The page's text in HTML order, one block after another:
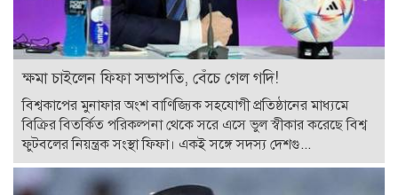
ক্ষমা চাইলেন ফিফা সভাপতি, বেঁচে গেল গদি!
বিশ্বকাপের মুনাফার অংশ বাণিজ্যিক সহযোগী প্রতিষ্ঠানের মাধ্যমে
বিক্রির বিতর্কিত পরিকল্পনা থেকে সরে এসে ভুল স্বীকার করেছে বিশ্ব
ফুটবলের নিয়ন্ত্রক সংস্থা ফিফা। একই সঙ্গে সদস্য দেশগু...